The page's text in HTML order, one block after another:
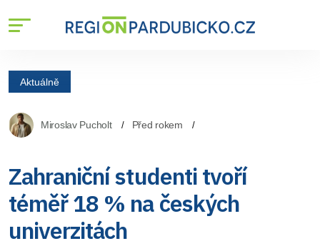
Aktuálně
Miroslav Pucholt Před rokem
Zahraniční studenti tvoří
téměř 18 % na českých
univerzitách